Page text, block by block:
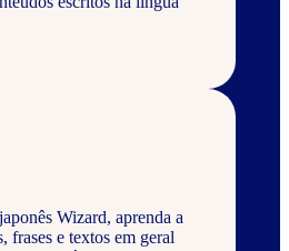
Wizard, aprenda a
frases e textos em geral